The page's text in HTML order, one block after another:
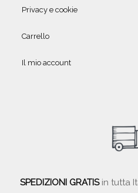
Privacy e cookie
Carrello
Il mio account
SPEDIZIONI GRATISin tutta